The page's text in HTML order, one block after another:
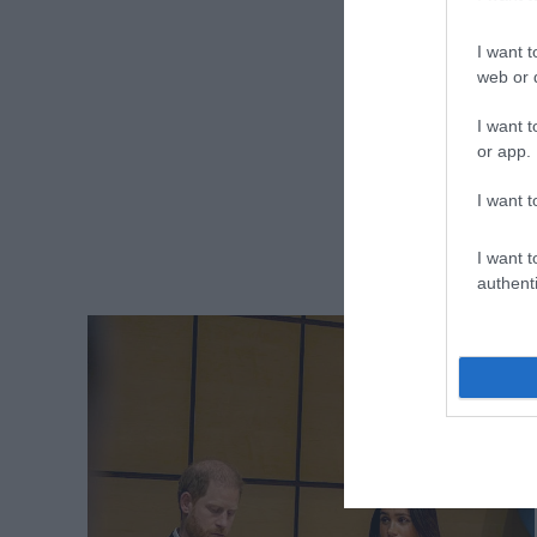
I want
web or
I want
or app.
I want
I want